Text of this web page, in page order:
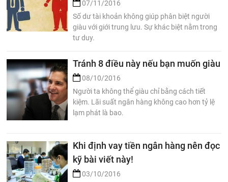
07/11/2016
Số dư tài khoản không giúp phân biệt người
giàu với giới trung lưu. Sự khác biệt nằm trong
tư duy.
Tránh 8 điều này nếu bạn muốn giàu
08/10/2016
Người ta không thể giàu chỉ bằng cách tiết
kiệm. Lãi suất ngân hàng không cao hơn tỷ lệ
lạm phát là bao.
Khi định vay tiền ngân hàng nên đọc
kỹ bài viết này!
03/10/2016